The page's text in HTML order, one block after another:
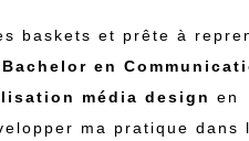
baskets et prête à
Bachelor en
média design en
ma pratique dans